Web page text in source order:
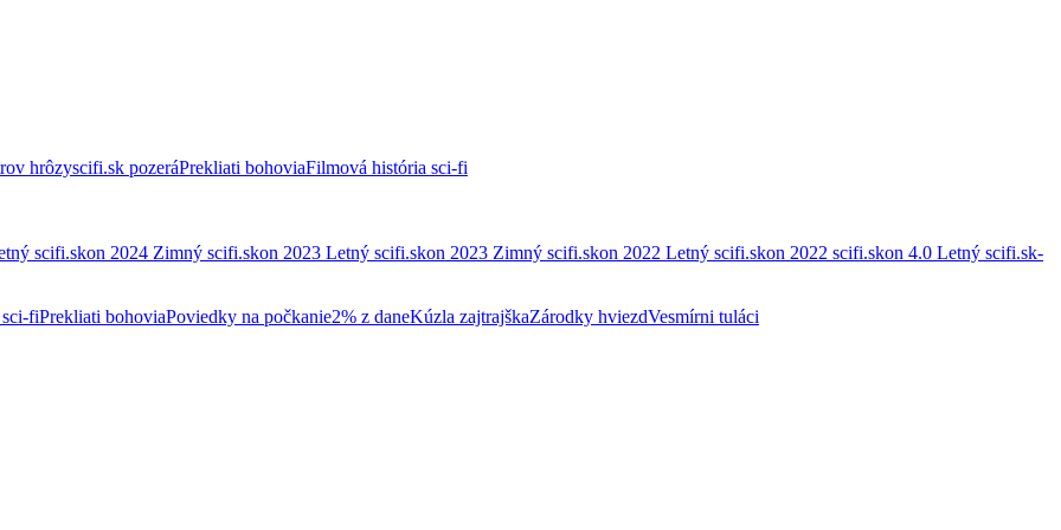
hrôzyscifi.sk pozeráPrekliati bohoviaFilmová história sci-fi
scifi.skon 2024 Zimný scifi.skon 2023 Letný scifi.skon 2023 Zimný scifi.skon 2022 Letný scifi.skon 2022 scifi.skon 4.0 Letný scifi.sk-
fiPrekliati bohoviaPoviedky na počkanie2% z daneKúzla zajtrajškaZárodky hviezdVesmírni tuláci